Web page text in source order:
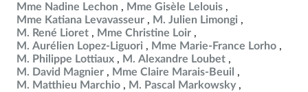
Mme Nadine Lechon
Mme Gisèle Lelouis
Mme Katiana Levavasseur
M. Julien Limongi
M. René Lioret
Mme Christine Loir
M. Aurélien Lopez-Liguori
Mme Marie-France Lorho
M. Philippe Lottiaux
M. Alexandre Loubet
M. David Magnier
Mme Claire Marais-Beuil
M. Matthieu Marchio
M. Pascal Markowsky